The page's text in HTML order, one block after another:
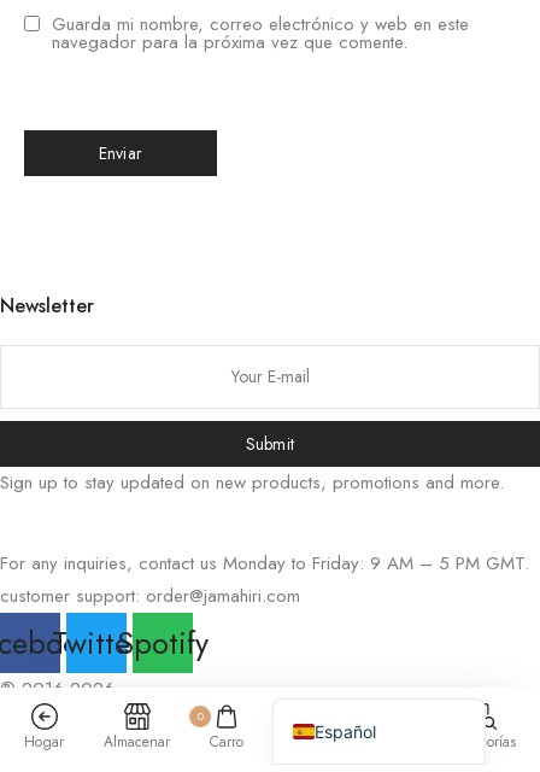
Guarda mi nombre, correo electrónico y web en este
navegador para la próxima vez que comente.
Newsletter
Submit
Sign up to stay updated on new products, promotions and more.
For any inquiries, contact us Monday to Friday: 9 AM – 5 PM GMT.
customer support: order@jamahiri.com
TwitterSpotify
® 2016-2026
Hogar Almacenar
0
Carro Cuenta Buscar Categorías
Español
Deutsch
Português
اردو